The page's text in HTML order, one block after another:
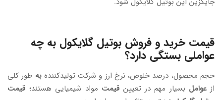
قیمت خرید و فروش بوتیل گلایکول به چه
عواملی بستگی دارد؟
حجم محصول، درصد خلوص، نرخ ارز و شرکت تولیدکنندهبه طور کلی
ازعوامل بسیار مهم در تعیین قیمت مواد شیمیایی هستند؛ قیمت